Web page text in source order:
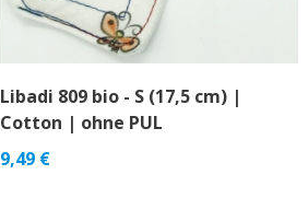
Libadi 809 bio - S (17,5 cm) |
Cotton | ohne PUL
9,49 €